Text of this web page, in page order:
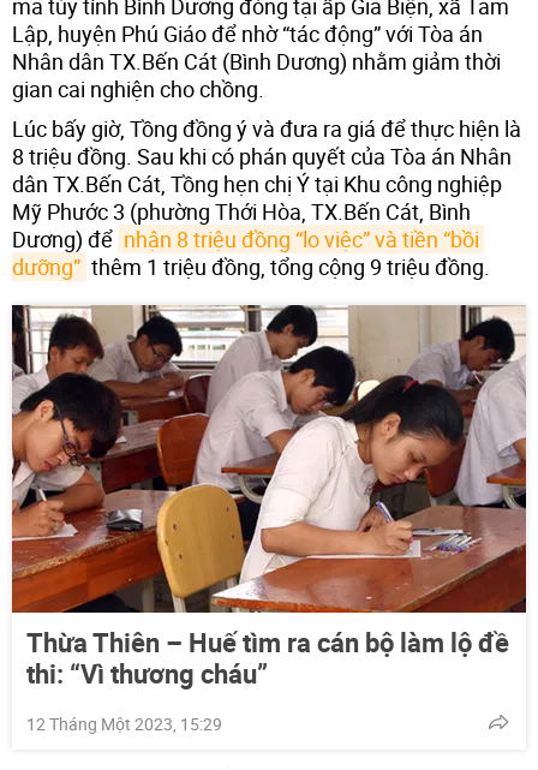
Lập, huyện Phú Giáo để nhờ “tác động” với Tòa án
Nhân dân TX.Bến Cát (Bình Dương) nhằm giảm thời
gian cai nghiện cho chồng.
Lúc bấy giờ, Tồng đồng ý và đưa ra giá để thực hiện là
8 triệu đồng. Sau khi có phán quyết của Tòa án Nhân
dân TX.Bến Cát, Tồng hẹn chị Ý tại Khu công nghiệp
Mỹ Phước 3 (phường Thới Hòa, TX.Bến Cát, Bình
Dương) để nhận 8 triệu đồng “lo việc” và tiền “bồi
dưỡng” thêm 1 triệu đồng, tổng cộng 9 triệu đồng.
Thừa Thiên – Huế tìm ra cán bộ làm lộ đề
thi: “Vì thương cháu”
12 Tháng Một 2023, 15:29